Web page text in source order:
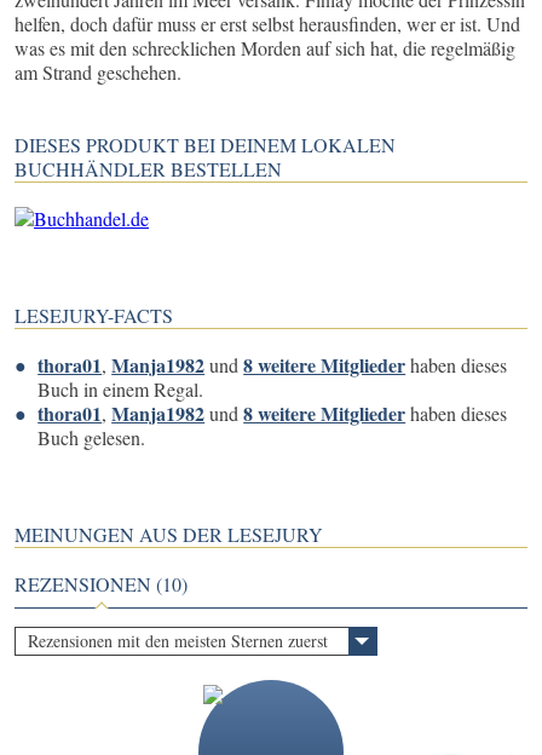
helfen, doch dafür muss er erst selbst herausfinden, wer er ist. Und
was es mit den schrecklichen Morden auf sich hat, die regelmäßig
am Strand geschehen.
DIESES PRODUKT BEI DEINEM LOKALEN
BUCHHÄNDLER BESTELLEN
LESEJURY-FACTS
thora01,Manja1982und8 weitere Mitgliederhaben dieses
Buch in einem Regal.
thora01,Manja1982und8 weitere Mitgliederhaben dieses
Buch gelesen.
MEINUNGEN AUS DER LESEJURY
REZENSIONEN (10)
Rezensionen mit den meisten Sternen zuerst